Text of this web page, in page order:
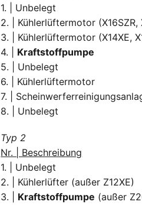
1. | Unbelegt
2. | Kühlerlüftermotor (X16SZR,
3. | Kühlerlüftermotor (X14XE,
4. | Kraftstoffpumpe
5. | Unbelegt
6. | Kühlerlüftermotor
7. |
8. | Unbelegt
Typ 2
Nr. | Beschreibung
1. | Unbelegt
2. | Kühlerlüfter (außer Z12XE)
3. | Kraftstoffpumpe (außer